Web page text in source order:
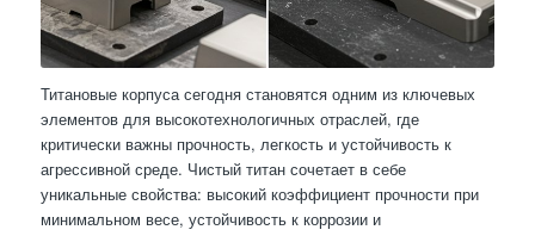
Титановые корпуса сегодня становятся одним из ключевых
элементов для высокотехнологичных отраслей, где
критически важны прочность, легкость и устойчивость к
агрессивной среде. Чистый титан сочетает в себе
уникальные свойства: высокий коэффициент прочности при
минимальном весе, устойчивость к коррозии и